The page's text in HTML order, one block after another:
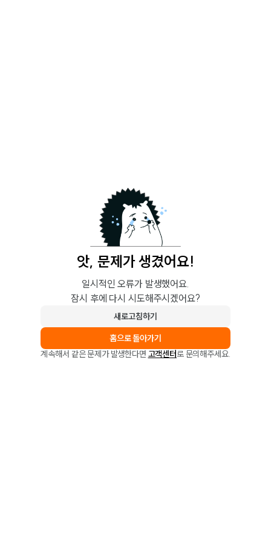
앗, 문제가 생겼어요!
일시적인 오류가 발생했어요.
잠시 후에 다시 시도해주시겠어요?
새로고침하기
홈으로 돌아가기
계속해서 같은 문제가 발생한다면 고객센터로 문의해주세요.